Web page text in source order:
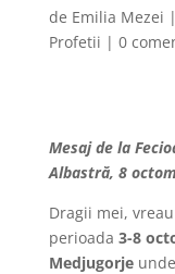
de Emilia Mezei |
Profetii | 0
Mesaj de la
Albastră, 8
Dragii mei,
perioada 3-8
Medjugorje